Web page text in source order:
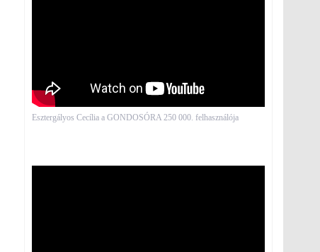
Esztergályos Cecília a GONDOSÓRA 250 000. felhasználója